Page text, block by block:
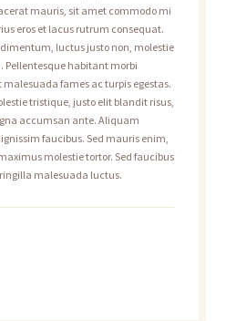
mauris, sit amet commodo mi
eros et lacus rutrum consequat.
luctus justo non, molestie
Pellentesque habitant morbi
fames ac turpis egestas.
tristique, justo elit blandit risus,
accumsan ante. Aliquam
faucibus. Sed mauris enim,
molestie tortor. Sed faucibus
malesuada luctus.